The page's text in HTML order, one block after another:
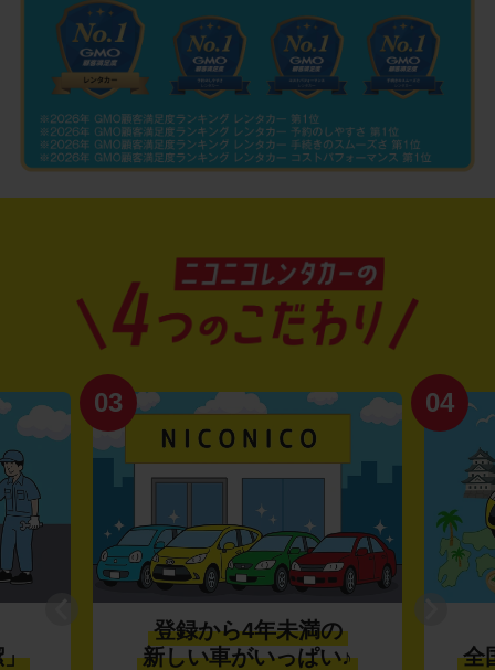
」
03
登録から4年未満の
新しい車がいっぱい♪
04
全